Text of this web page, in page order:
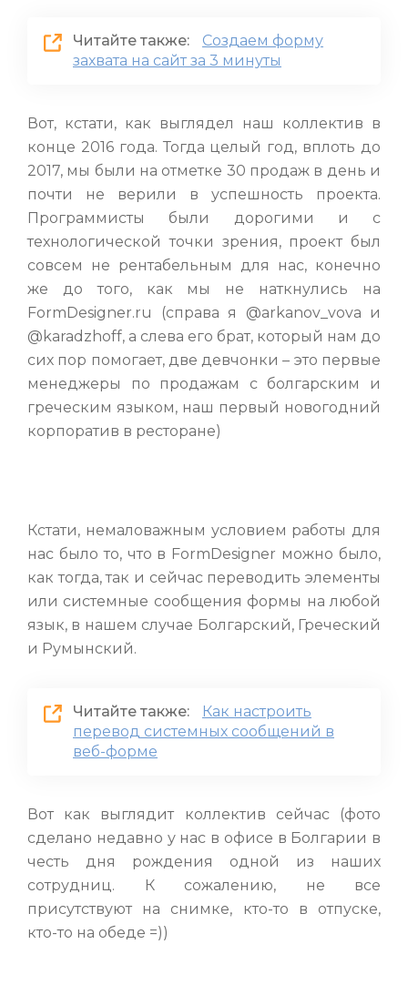
Читайте также:
Создаем форму
захвата на сайт за 3 минуты
Вот, кстати, как выглядел наш коллектив в
конце 2016 года. Тогда целый год, вплоть до
2017, мы были на отметке 30 продаж в день и
почти не верили в успешность проекта.
Программисты были дорогими и с
технологической точки зрения, проект был
совсем не рентабельным для нас, конечно
же до того, как мы не наткнулись на
FormDesigner.ru (справа я @arkanov_vova и
@karadzhoff, а слева его брат, который нам до
сих пор помогает, две девчонки – это первые
менеджеры по продажам с болгарским и
греческим языком, наш первый новогодний
корпоратив в ресторане)
Кстати, немаловажным условием работы для
нас было то, что в FormDesigner можно было,
как тогда, так и сейчас переводить элементы
или системные сообщения формы на любой
язык, в нашем случае Болгарский, Греческий
и Румынский.
Читайте также:
Как настроить
перевод системных сообщений в
веб-форме
Вот как выглядит коллектив сейчас (фото
сделано недавно у нас в офисе в Болгарии в
честь дня рождения одной из наших
сотрудниц. К сожалению, не все
присутствуют на снимке, кто-то в отпуске,
кто-то на обеде =))